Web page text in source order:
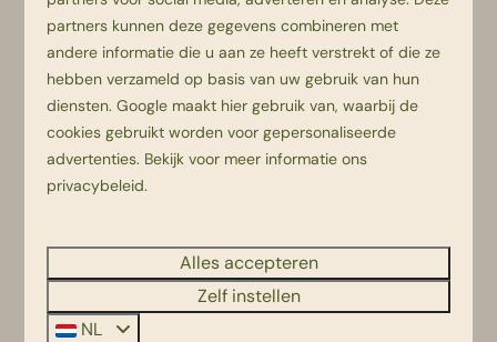
Begeleiders: €6,00
NB: Zwembad Beerze Bulten is een semi-openbaar
zwembad in Overijssel en wij bieden op meerdere
tijdenzwemlesaan.
partners kunnen deze gegevens combineren met
andere informatie die u aan ze heeft verstrekt of die ze
hebben verzameld op basis van uw gebruik van hun
diensten.Google maakt hier gebruik van, waarbij de
cookies gebruikt worden voor gepersonaliseerde
advertenties. Bekijk voor meer informatie ons
privacybeleid.
Alles accepteren
Zelf instellen
NL